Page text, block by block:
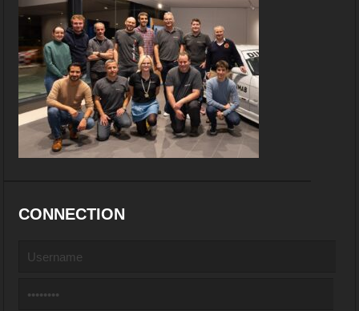
CONNECTION